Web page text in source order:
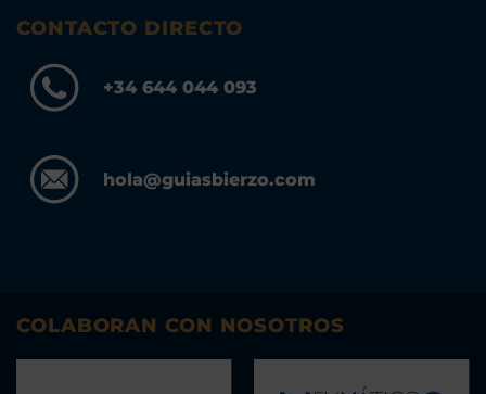
CONTACTO DIRECTO
+34 644 044 093
hola@guiasbierzo.com
COLABORAN CON NOSOTROS